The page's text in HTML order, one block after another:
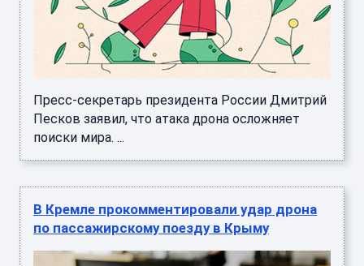
Пресс-секретарь президента России Дмитрий
Песков заявил, что атака дрона осложняет
поиски мира. ...
В Кремле прокомментировали удар дрона
по пассажирскому поезду в Крыму